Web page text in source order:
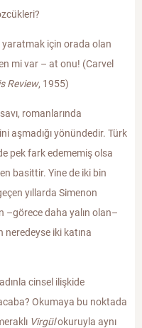
yaratmak için orada olan
mi var – at onu! (Carvel
Review, 1955)
romanlarında
aşmadığı yönündedir. Türk
pek fark edememiş olsa
basittir. Yine de iki bin
yıllarda Simenon
–görece daha yalın olan–
neredeyse iki katına
cinsel ilişkide
Okumaya bu noktada
Virgülokuruyla aynı